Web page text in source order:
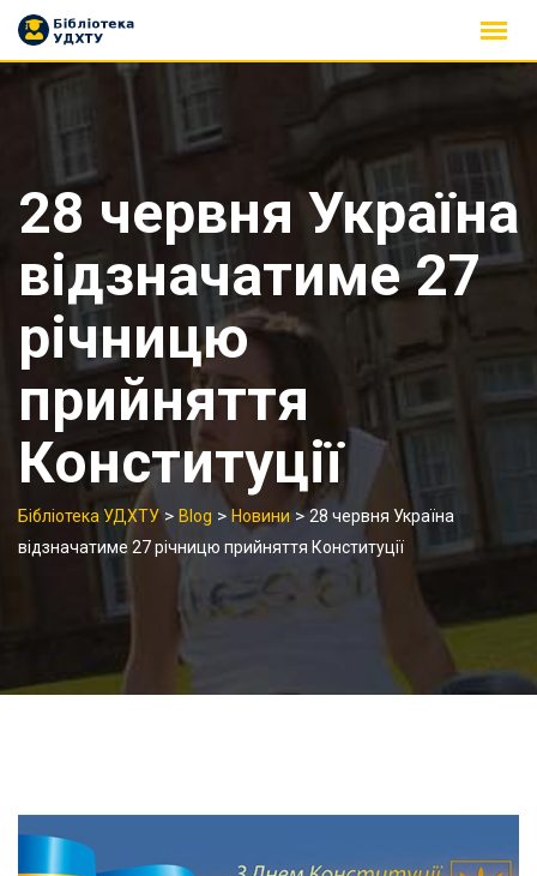
Skip
content
28 червня Україна
відзначатиме 27
річницю
прийняття
Конституції
Бібліотека УДХТУ> Blog >Новини >28 червня Україна
відзначатиме 27 річницю прийняття Конституції